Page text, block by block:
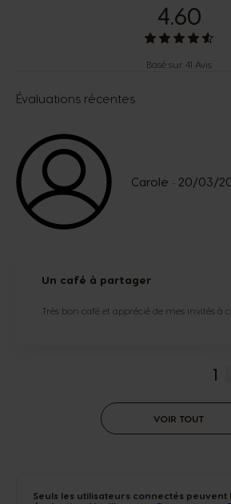
4.60
Basé sur 41 Avis
Évaluations récentes
Carole - 20/03/
Un café à partager
Très bon café et apprécié de mes invités à
1
VOIR TOUT
Seuls les utilisateurs connectés peuvent